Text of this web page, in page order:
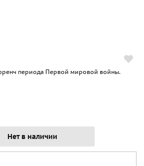
периода Первой мировой войны.
Нет в наличии